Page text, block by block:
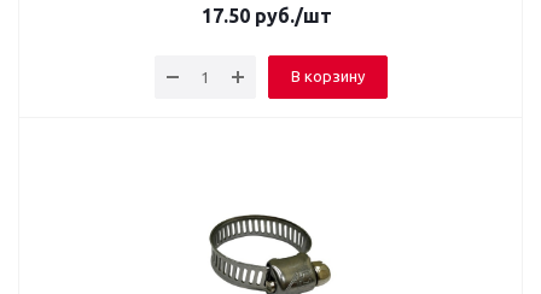
17.50руб./шт
В корзину